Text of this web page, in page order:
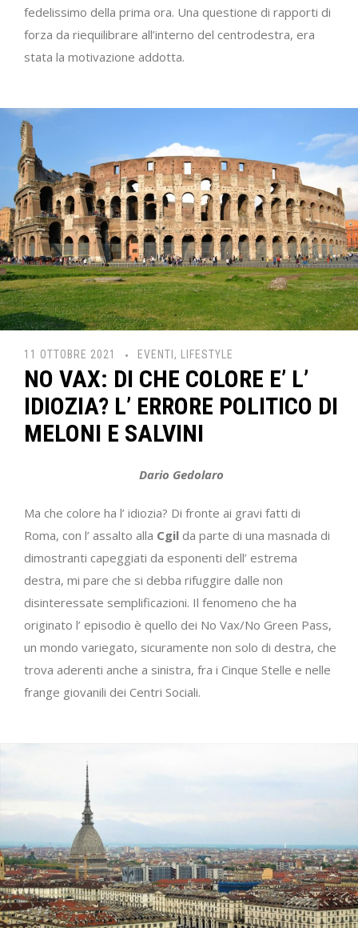
fedelissimo della prima ora. Una questione di rapporti di
forza da riequilibrare all’interno del centrodestra, era
stata la motivazione addotta.
11 OTTOBRE 2021 EVENTI , LIFESTYLE
NO VAX: DI CHE COLORE E’ L’
IDIOZIA? L’ ERRORE POLITICO DI
MELONI E SALVINI
Dario Gedolaro
Ma che colore ha l’ idiozia? Di fronte ai gravi fatti di
Roma, con l’ assalto alla Cgil da parte di una masnada di
dimostranti capeggiati da esponenti dell’ estrema
destra, mi pare che si debba rifuggire dalle non
disinteressate semplificazioni. Il fenomeno che ha
originato l’ episodio è quello dei No Vax/No Green Pass,
un mondo variegato, sicuramente non solo di destra, che
trova aderenti anche a sinistra, fra i Cinque Stelle e nelle
frange giovanili dei Centri Sociali.